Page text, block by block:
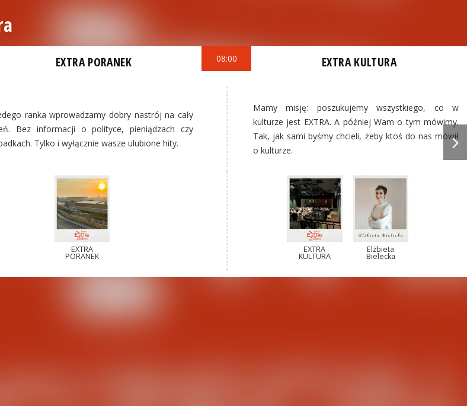
EXTRA PORANEK
ranka wprowadzamy dobry nastrój na cały
Bez informacji o polityce, pieniądzach czy
Tylko i wyłącznie wasze ulubione hity.
EXTRA
PORANEK
08:00 EXTRA KULTURA
Mamy misję: poszukujemy wszystkiego, co w
kulturze jest EXTRA. A później Wam o tym mówimy.
Tak, jak sami byśmy chcieli, żeby ktoś do nas mówił
o kulturze.
EXTRA
KULTURA
Elżbieta
Bielecka